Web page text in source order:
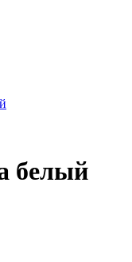
белый